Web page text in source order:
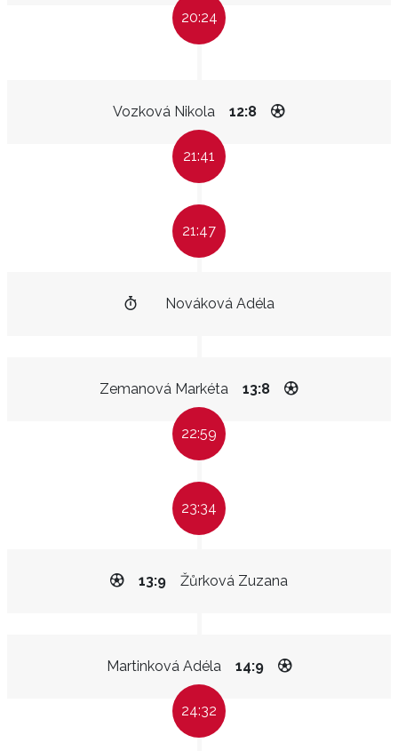
20:24
Vozková Nikola 12:8
21:41
21:47
Nováková Adéla
Zemanová Markéta 13:8
22:59
23:34
Žůrková Zuzana
13:9
Martinková Adéla 14:9
24:32